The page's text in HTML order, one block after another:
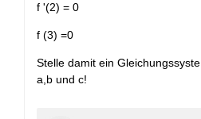
f '(2) = 0
f (3) =0
Stelle damit ein
a,b und c!